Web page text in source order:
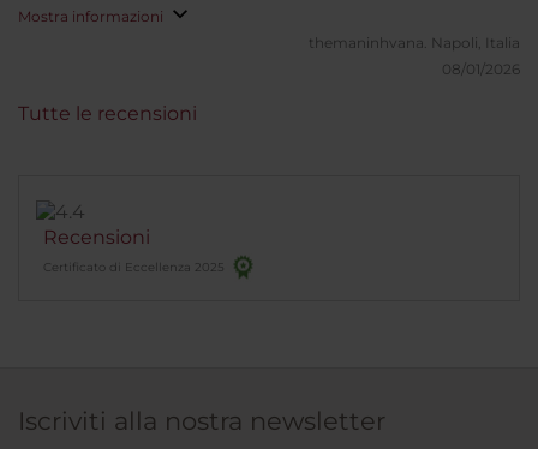
meno del freddo pungente e della frequente
pioggia di dicembre come nel mio caso). Il servizio
insomma, magari sono stato sfortunato. Il
Mostra informazioni
themaninhvana. Napoli, Italia
08/01/2026
Recensioni
Certificato di Eccellenza 2025
Tutte le recensioni
Iscriviti alla nostra newsletter